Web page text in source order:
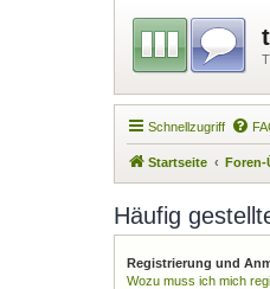
Schnellzugriff
Startseite Foren-
Häufig
Registrierung und
Wozu muss ich mich